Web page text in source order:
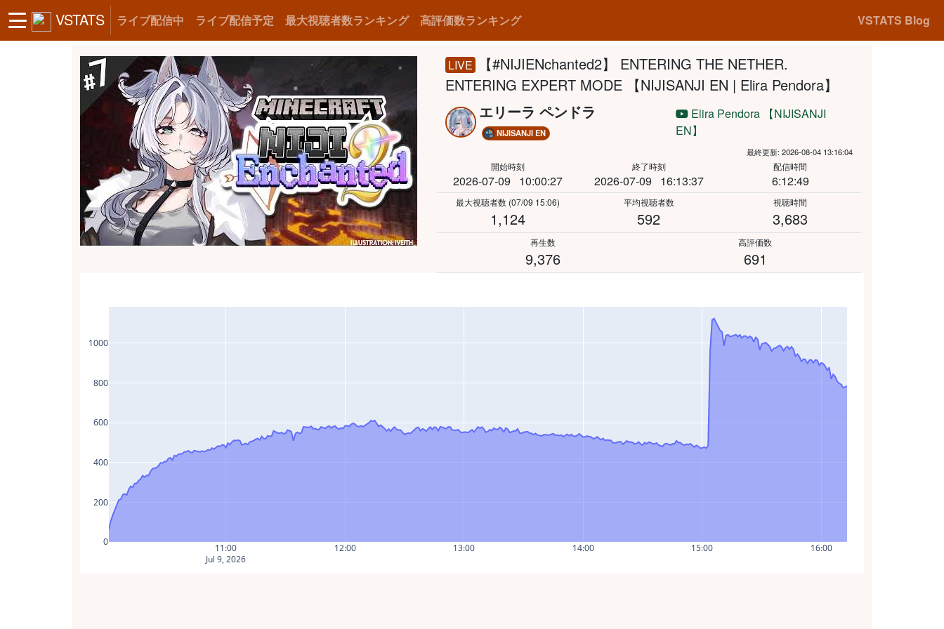
VSTATS ライブ配信中 ライブ配信予定 最大視聴者数ランキング 高評価数ランキング VSTATS Blog
LIVE
【#NIJIENchanted2】 ENTERING THE NETHER.
ENTERING EXPERT MODE 【NIJISANJI EN | Elira Pendora】
エリーラ ペンドラ
NIJISANJI EN
Elira Pendora 【NIJISANJI
EN】
最終更新: 2026-08-04 13:16:04
開始時刻
2026-07-09 10:00:27
終了時刻
2026-07-09 16:13:37
配信時間
6:12:49
最大視聴者数 (07/09 15:06)
1,124
平均視聴者数
592
視聴時間
3,683
再生数
9,376
高評価数
691
11:00
Jul 9, 2026
12:00 13:00 14:00 15:00 16:00
0
200
400
600
800
1000